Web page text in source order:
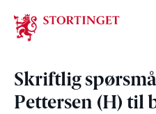
Stortinget.no
Skriftlig
Pettersen (H) til